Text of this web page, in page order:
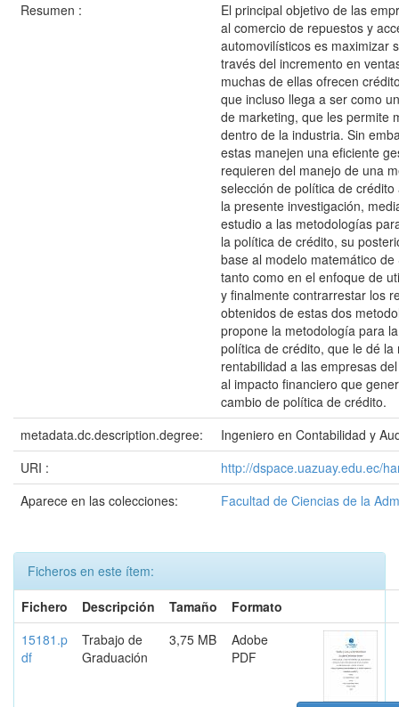
Resumen :
El principal objetivo de las
al comercio de repuestos y
automovilísticos es maximizar
través del incremento en
muchas de ellas ofrecen
que incluso llega a ser como
de marketing, que les permite
dentro de la industria. Sin
estas manejen una eficiente
requieren del manejo de una
selección de política de
la presente investigación,
estudio a las metodologías
la política de crédito, su
base al modelo matemático de
tanto como en el enfoque de
y finalmente contrarrestar los
obtenidos de estas dos
propone la metodología para
política de crédito, que le dé la
rentabilidad a las empresas
al impacto financiero que
cambio de política de crédito.
metadata.dc.description.degree:
Ingeniero en Contabilidad y
URI :
http://dspace.uazuay.edu.ec/
Aparece en las colecciones:
Facultad de Ciencias de la
Ficheros en este ítem:
Fichero
Descripción Tamaño
Formato
15181.p
df
Trabajo de
Graduación
3,75 MB
Adobe
PDF